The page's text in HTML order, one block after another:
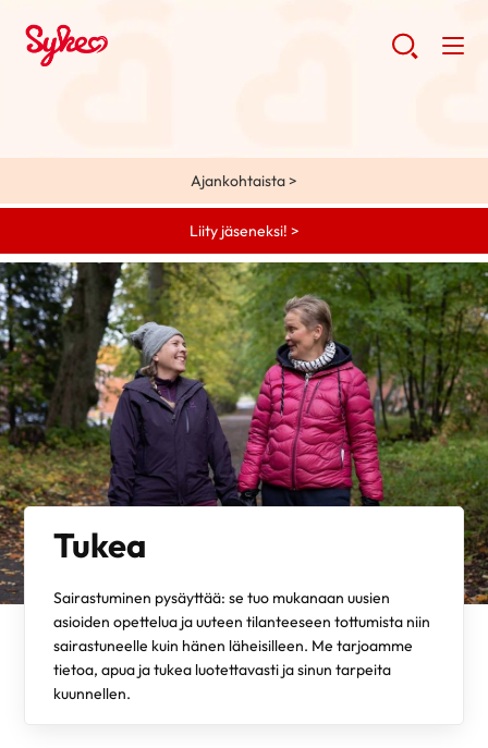
Ajankohtaista >
Liity jäseneksi! >
Tukea
Sairastuminen pysäyttää: se tuo mukanaan uusien
asioiden opettelua ja uuteen tilanteeseen tottumista niin
sairastuneelle kuin hänen läheisilleen. Me tarjoamme
tietoa, apua ja tukea luotettavasti ja sinun tarpeita
kuunnellen.